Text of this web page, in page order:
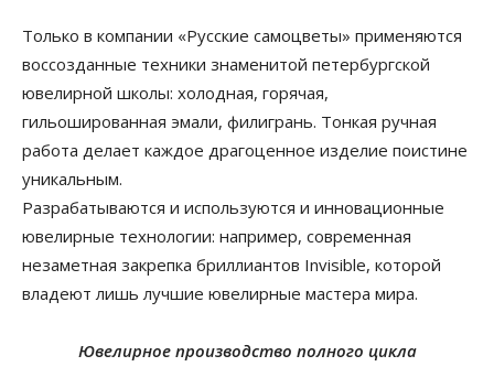
Только в компании «Русские самоцветы» применяются
воссозданные техники знаменитой петербургской
ювелирной школы: холодная, горячая,
гильошированная эмали, филигрань. Тонкая ручная
работа делает каждое драгоценное изделие поистине
уникальным.
Разрабатываются и используются и инновационные
ювелирные технологии: например, современная
незаметная закрепка бриллиантов Invisible, которой
владеют лишь лучшие ювелирные мастера мира.
Ювелирное производство полного цикла